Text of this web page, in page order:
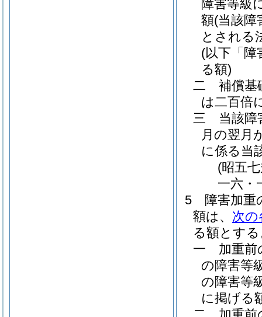
障害等級
額(当該障
とされる
(以下「障
る額)
二
補償基
は二百倍
三
当該
月の翌月
に係る当
(昭五
一六・
5
障害加重
額は、 次の
る額とす
一
加重前
の障害等
の障害等
に掲げる